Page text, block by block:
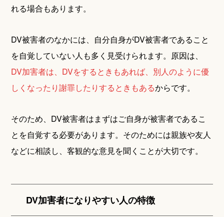
れる場合もあります。
DV被害者のなかには、自分自身がDV被害者であること
を自覚していない人も多く見受けられます。原因は、
DV加害者は、DVをするときもあれば、別人のように優
しくなったり謝罪したりするときもあるからです。
そのため、DV被害者はまずはご自身が被害者であるこ
とを自覚する必要があります。そのためには親族や友人
などに相談し、客観的な意見を聞くことが大切です。
DV加害者になりやすい人の特徴